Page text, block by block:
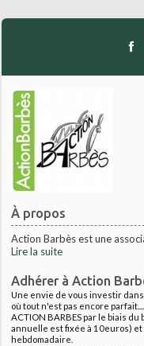
À propos
Action Barbès est une
Lire la suite
Adhérer à Action
Une envie de vous investir
où tout n'est pas encore
ACTION BARBES par le biais
annuelle est fixée à 10euros)
hebdomadaire.